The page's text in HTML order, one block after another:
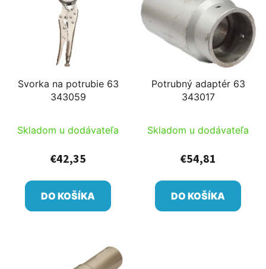
Svorka na potrubie 63
343059
Skladom u dodávateľa
€42,35
DO KOŠÍKA
Potrubný adaptér 63
343017
Skladom u dodávateľa
€54,81
DO KOŠÍKA